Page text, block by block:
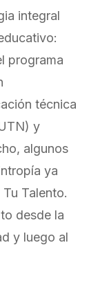
integral
programa
técnica
y
algunos
ya
Talento.
desde la
y luego al